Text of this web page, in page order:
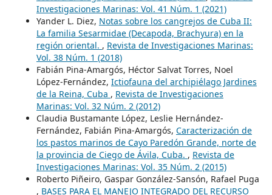
Investigaciones Marinas: Vol. 41 Núm. 1 (2021)
Yander L. Diez, Notas sobre los cangrejos de Cuba II:
La familia Sesarmidae (Decapoda, Brachyura) en la
región oriental. , Revista de Investigaciones Marinas:
Vol. 38 Núm. 1 (2018)
Fabián Pina-Amargós, Héctor Salvat Torres, Noel
López-Fernández, Ictiofauna del archipiélago Jardines
de la Reina, Cuba , Revista de Investigaciones
Marinas: Vol. 32 Núm. 2 (2012)
Claudia Bustamante López, Leslie Hernández-
Fernández, Fabián Pina-Amargós, Caracterización de
los pastos marinos de Cayo Paredón Grande, norte de
la provincia de Ciego de Ávila, Cuba. , Revista de
Investigaciones Marinas: Vol. 35 Núm. 2 (2015)
Roberto Piñeiro, Gaspar González-Sansón, Rafael Puga
, BASES PARA EL MANEJO INTEGRADO DEL RECURSO